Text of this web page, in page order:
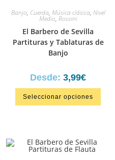
Banjo, Cuerda, Música clásica, Nivel
Medio, Rossini
El Barbero de Sevilla
Partituras y Tablaturas de
Banjo
Desde: 3,99€
Seleccionar opciones